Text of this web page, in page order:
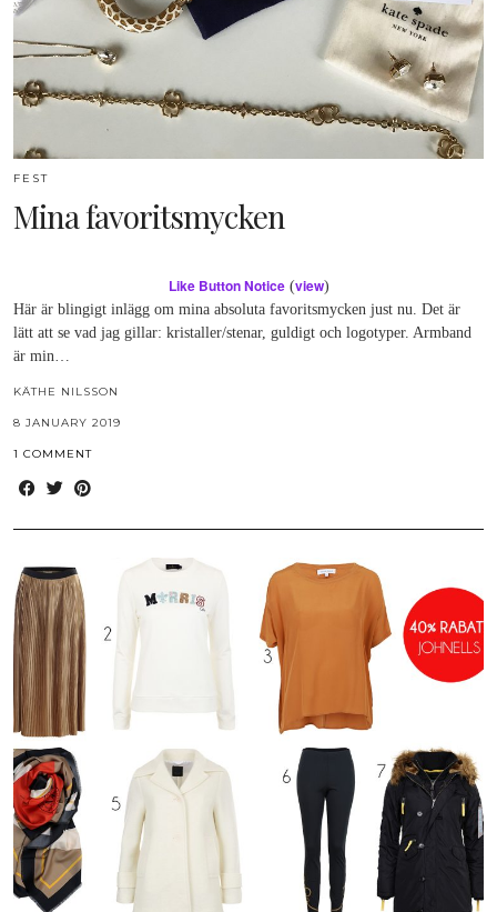
FEST
Mina favoritsmycken
Like Button Notice(view)
Här är blingigt inlägg om mina absoluta favoritsmycken just nu. Det är
lätt att se vad jag gillar: kristaller/stenar, guldigt och logotyper. Armband
är min…
KÄTHE NILSSON
8 JANUARY 2019
1 COMMENT